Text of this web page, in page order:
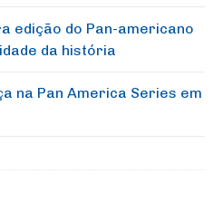
edição do Pan-americano
da história
na Pan America Series em